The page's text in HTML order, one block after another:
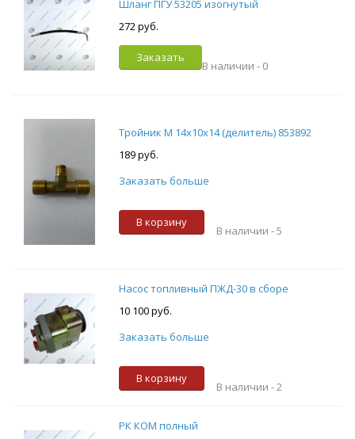
Шланг ПГУ 53205 изогнутый
272 руб.
Заказать
В наличии - 0
Тройник М 14х10х14 (делитель) 853892
189 руб.
Заказать больше
В корзину
В наличии -5
Насос топливный ПЖД-30 в сборе
10 100 руб.
Заказать больше
В корзину
В наличии -2
РК КОМ полный